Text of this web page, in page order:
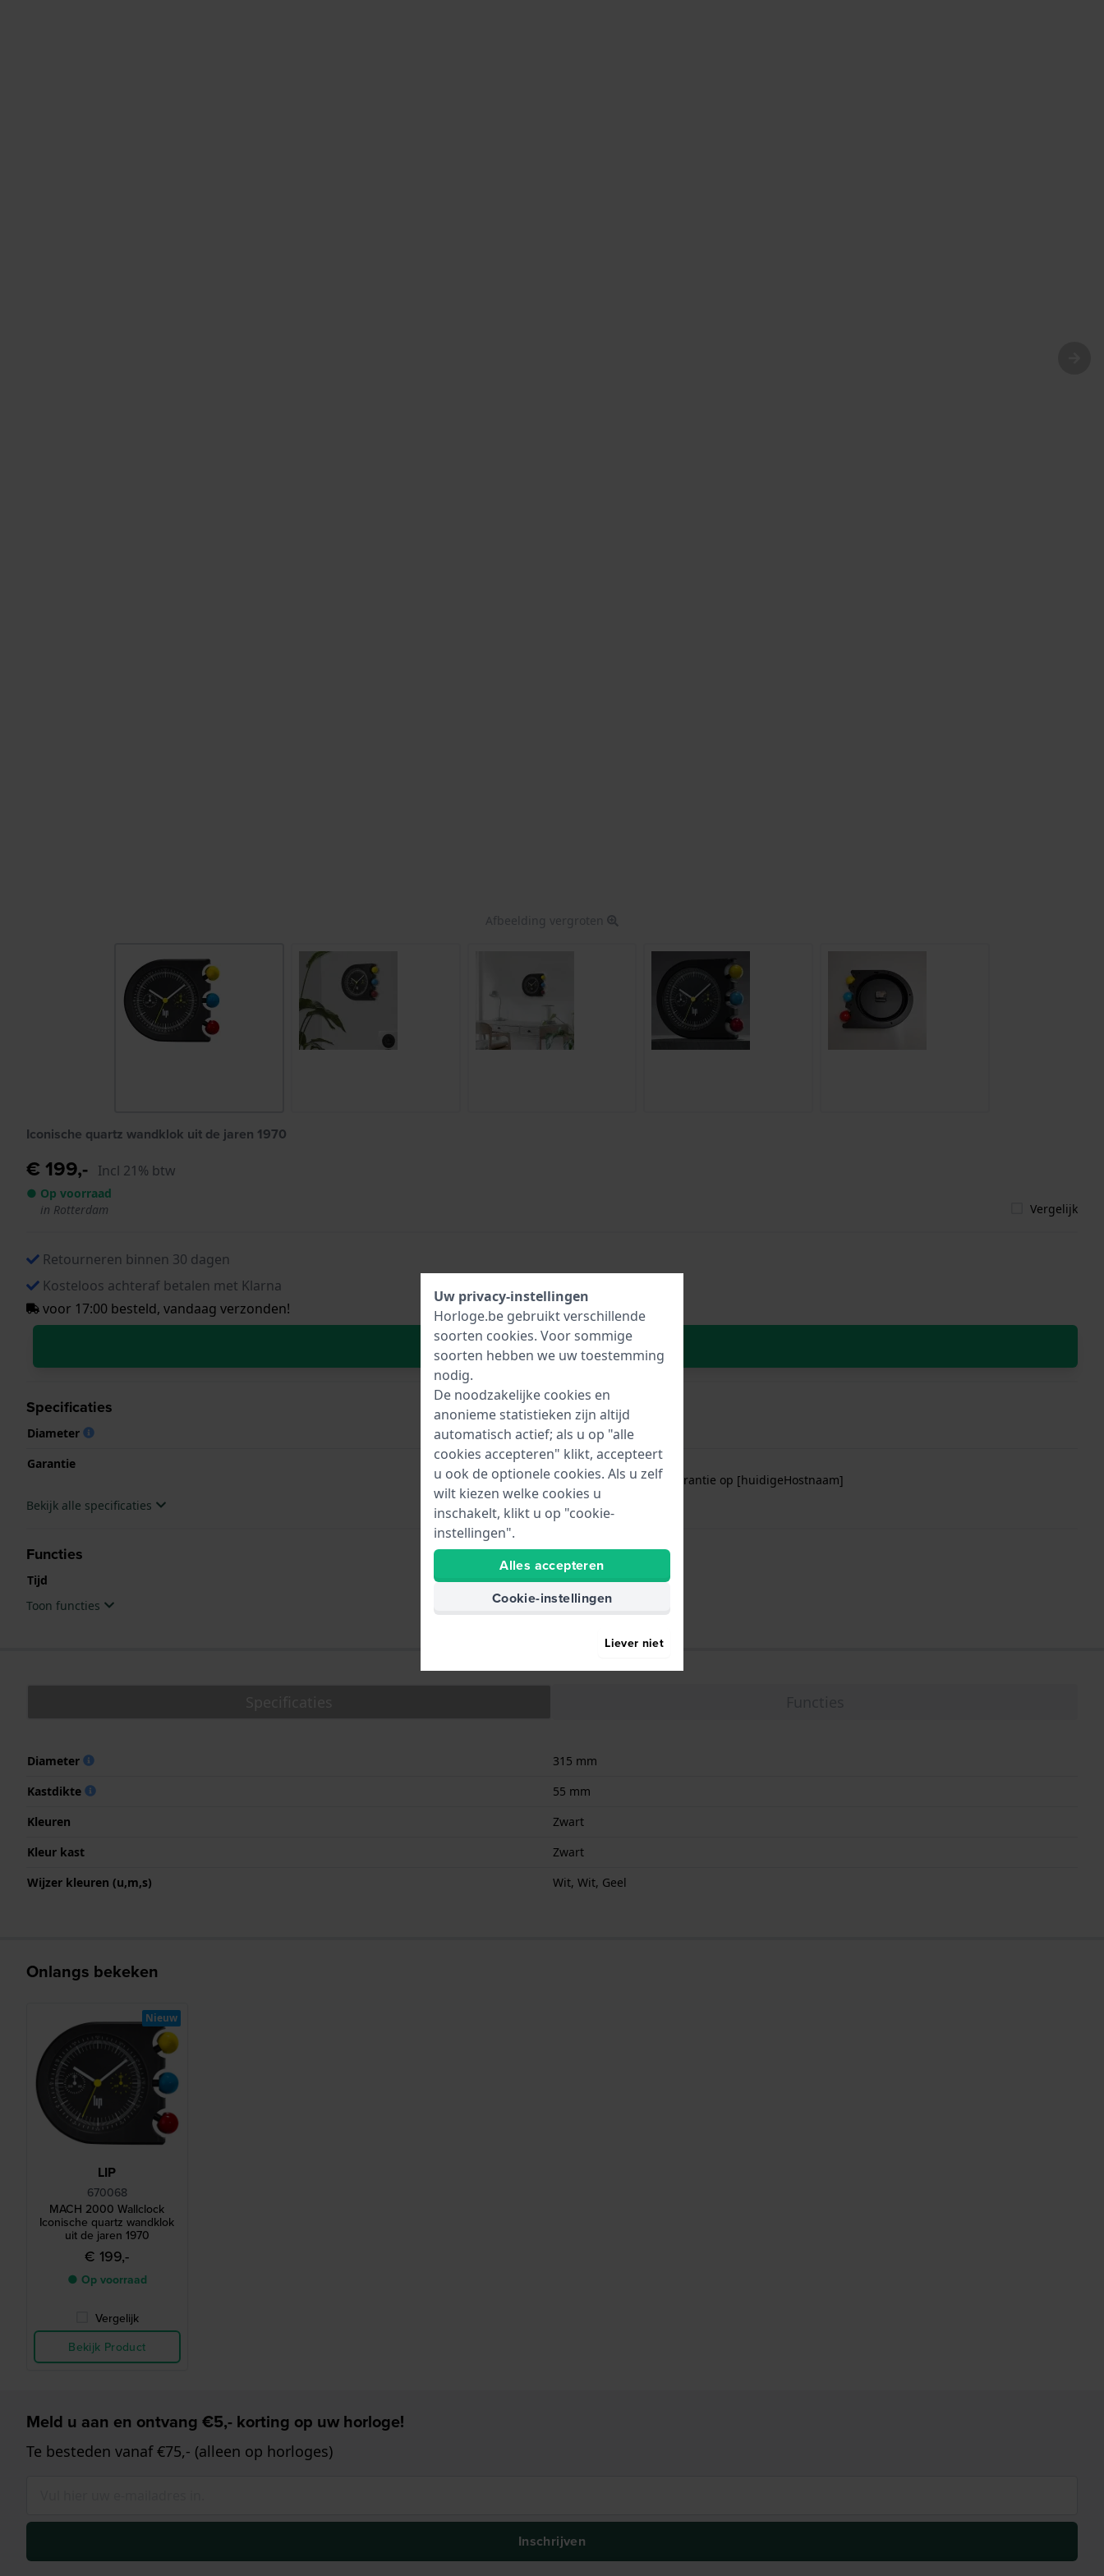
Afbeelding vergroten
Iconische quartz wandklok uit de jaren 1970
€ 199,- Incl 21% btw
● Op voorraad
in Rotterdam
Vergelijk
Retourneren binnen 30 dagen
Kosteloos achteraf betalen met Klarna
voor 17:00 besteld, vandaag verzonden!
In Winkelwagen
Specificaties
Diameter
315 mm
Garantie
2 jaar garantie
Gratis1 jaar extra garantie op [huidigeHostnaam]
Bekijk alle specificaties
Functies
Tijd
Uren - Analoge wijzer
Toon functies
Diameter
315 mm
Kastdikte
55 mm
Kleuren
Zwart
Kleur kast
Zwart
Wijzer kleuren (u,m,s)
Wit, Wit, Geel
Onlangs bekeken
LIP
670068
MACH 2000 Wallclock
Iconische quartz wandklok
uit de jaren 1970
€ 199,-
● Op voorraad
Vergelijk
Bekijk Product
Nieuw
Meld u aan en ontvang €5,- korting op uw horloge!
Te besteden vanaf €75,- (alleen op horloges)
Inschrijven
Uw privacy-instellingen
Horloge.be gebruikt verschillende
soorten cookies. Voor sommige
soorten hebben we uw toestemming
nodig.
De noodzakelijke cookies en
anonieme statistieken zijn altijd
automatisch actief; als u op "alle
cookies accepteren" klikt, accepteert
u ook de optionele cookies. Als u zelf
wilt kiezen welke cookies u
inschakelt, klikt u op "cookie-
instellingen".
Alles accepteren
Cookie-instellingen
Liever niet